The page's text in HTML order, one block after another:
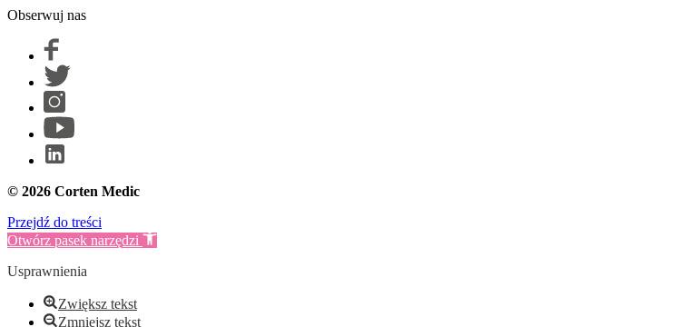
Obserwuj nas
© 2026 Corten Medic
Przejdź do treści
Otwórz pasek narzędzi
Usprawnienia
Zwiększ tekst
Zmniejsz tekst